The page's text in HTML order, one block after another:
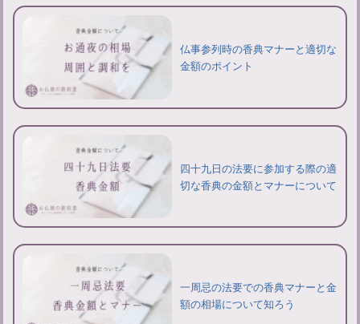
仏事参列時の香典マナーと適切な
金額のポイント
四十九日の法要に参加する際の適
切な香典の金額とマナーについて
一周忌の法要での香典マナーと金
額の相場について知ろう